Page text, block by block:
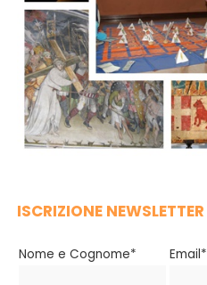
ISCRIZIONE NEWSLETTER
Nome e Cognome* Email*